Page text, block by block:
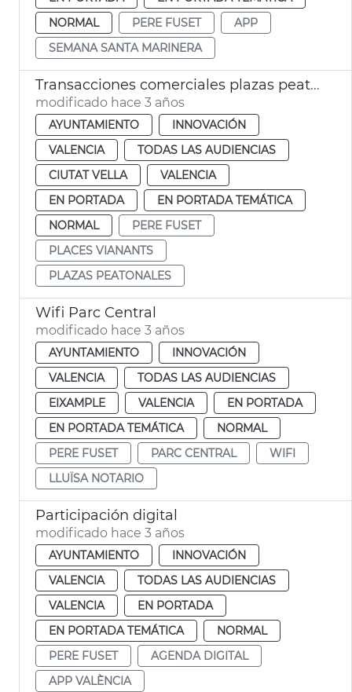
NORMAL
PERE FUSET
APP
SEMANA SANTA MARINERA
Transacciones comerciales plazas peatonales Ciutat Vella
modificado hace 3 años
AYUNTAMIENTO
INNOVACIÓN
VALENCIA
TODAS LAS AUDIENCIAS
CIUTAT VELLA
VALENCIA
EN PORTADA
EN PORTADA TEMÁTICA
NORMAL
PERE FUSET
PLACES VIANANTS
PLAZAS PEATONALES
Wifi Parc Central
modificado hace 3 años
AYUNTAMIENTO
INNOVACIÓN
VALENCIA
TODAS LAS AUDIENCIAS
EIXAMPLE
VALENCIA
EN PORTADA
EN PORTADA TEMÁTICA
NORMAL
PERE FUSET
PARC CENTRAL
WIFI
LLUÏSA NOTARIO
Participación digital
modificado hace 3 años
AYUNTAMIENTO
INNOVACIÓN
VALENCIA
TODAS LAS AUDIENCIAS
VALENCIA
EN PORTADA
EN PORTADA TEMÁTICA
NORMAL
PERE FUSET
AGENDA DIGITAL
APP VALÈNCIA